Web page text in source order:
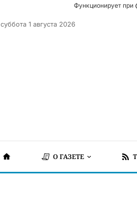
Функционирует при
суббота 1 августа 2026
О ГАЗЕТЕ